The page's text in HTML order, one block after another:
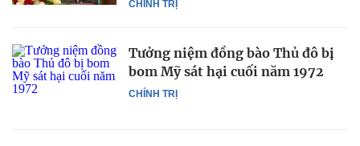
CHÍNH TRỊ
CHÍNH TRỊ
Tưởng niệm đồng bào Thủ đô bị
bom Mỹ sát hại cuối năm 1972